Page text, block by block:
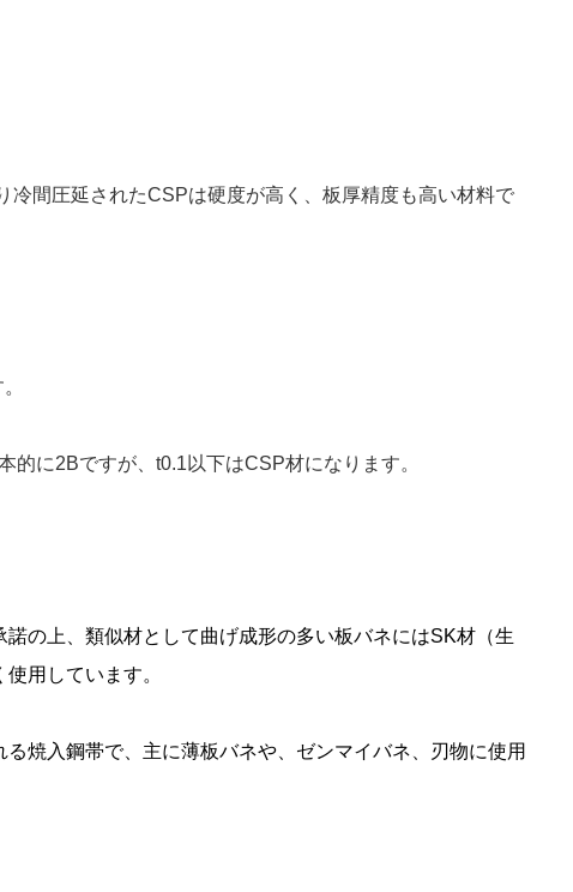
間圧延されたCSPは硬度が高く、板厚精度も高い材料で
に2Bですが、t0.1以下はCSP材になります。
の上、類似材として曲げ成形の多い板バネにはSK材（生
用しています。
焼入鋼帯で、主に薄板バネや、ゼンマイバネ、刃物に使用